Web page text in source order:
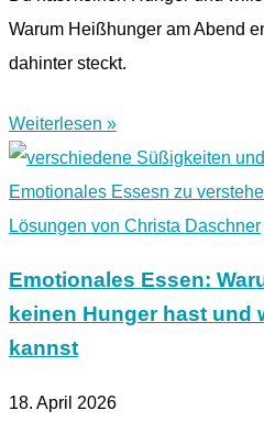
Warum Heißhunger am Abend
dahinter steckt.
Weiterlesen »
Emotionales Essen:
keinen Hunger hast und
kannst
18. April 2026